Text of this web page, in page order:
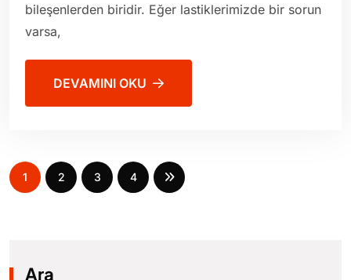
bileşenlerden biridir. Eğer lastiklerimizde bir sorun
varsa,
DEVAMINI OKU
1 2 3 4
Ara